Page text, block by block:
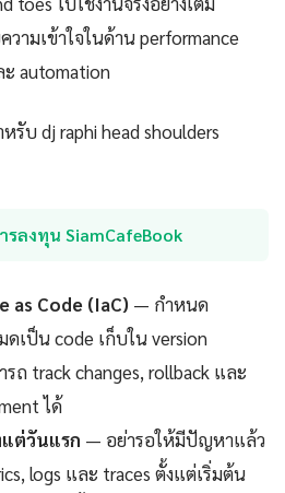
ามเข้าใจในด้าน performance
ะ automation
รับ dj raphi head shoulders
รลงทุน SiamCafeBook
Code (IaC) — กำหนด
เป็น code เก็บใน version
ถ track changes, rollback และ
ได้
ต่วันแรก — อย่ารอให้มีปัญหาแล้ว
logs และ traces ตั้งแต่เริ่มต้น